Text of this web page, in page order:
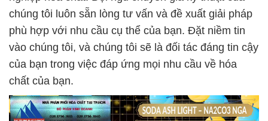
chúng tôi luôn sẵn lòng tư vấn và đề xuất giải pháp
phù hợp với nhu cầu cụ thể của bạn. Đặt niềm tin
vào chúng tôi, và chúng tôi sẽ là đối tác đáng tin cậy
của bạn trong việc đáp ứng mọi nhu cầu về hóa
chất của bạn.